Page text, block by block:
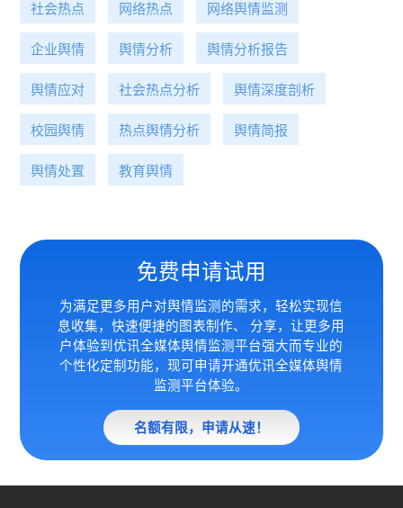
社会热点 网络热点 网络舆情监测
企业舆情 舆情分析 舆情分析报告
舆情应对 社会热点分析 舆情深度剖析
校园舆情 热点舆情分析 舆情简报
舆情处置 教育舆情
免费申请试用
为满足更多用户对舆情监测的需求，轻松实现信
息收集，快速便捷的图表制作、 分享，让更多用
户体验到优讯全媒体舆情监测平台强大而专业的
个性化定制功能，现可申请开通优讯全媒体舆情
监测平台体验。
名额有限，申请从速！